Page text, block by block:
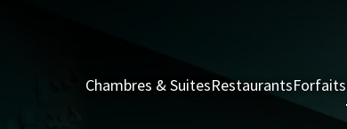
Chambres & SuitesRestaurantsForfaits